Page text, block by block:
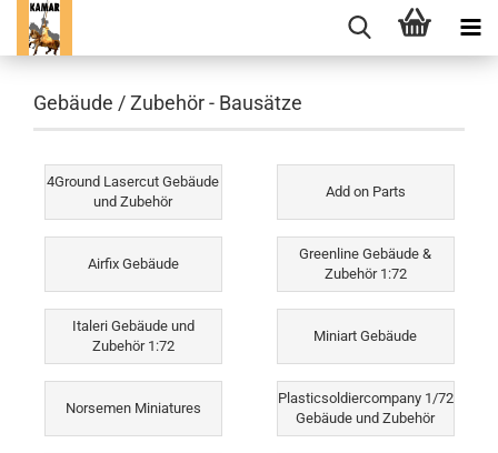
Gebäude / Zubehör - Bausätze
4Ground Lasercut Gebäude
und Zubehör
Add on Parts
Airfix Gebäude
Greenline Gebäude &
Zubehör 1:72
Italeri Gebäude und
Zubehör 1:72
Miniart Gebäude
Norsemen Miniatures
Plasticsoldiercompany 1/72
Gebäude und Zubehör